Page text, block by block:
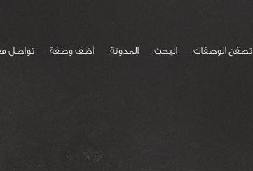
تصفح الوصفات البحث المدونة أضف وصفة تواصل